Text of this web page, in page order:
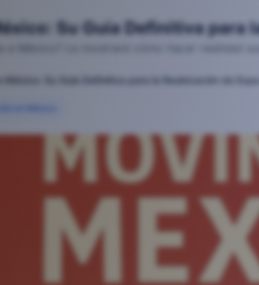
Su Guía Definitiva para